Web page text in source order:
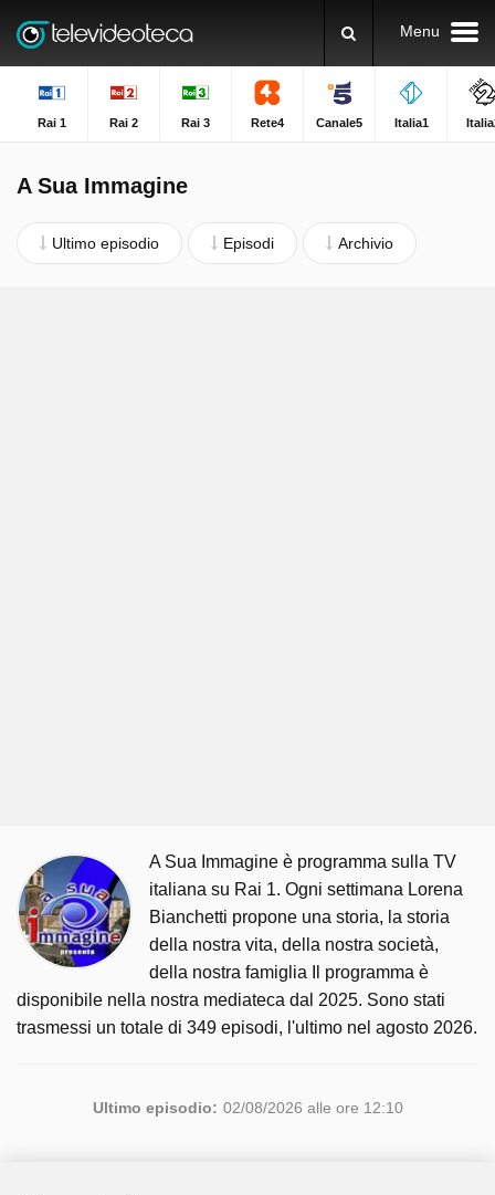
Menu
Rai 1 Rai 2 Rai 3 Rete4 Canale5 Italia1
A Sua Immagine
Ultimo episodio Episodi Archivio
A Sua Immagine è programma sulla TV
italiana su Rai 1. Ogni settimana Lorena
Bianchetti propone una storia, la storia
della nostra vita, della nostra società,
della nostra famiglia Il programma è
disponibile nella nostra mediateca dal 2025. Sono stati
trasmessi un totale di 349 episodi, l'ultimo nel agosto 2026.
Ultimo episodio: 02/08/2026 alle ore 12:10